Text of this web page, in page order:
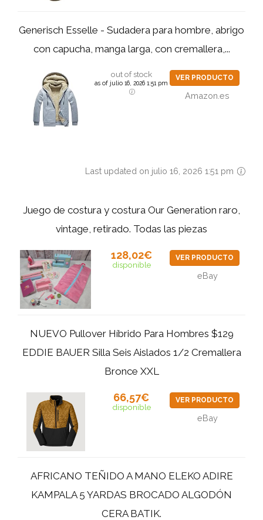
Generisch Esselle - Sudadera para hombre, abrigo
con capucha, manga larga, con cremallera,...
out of stock
as of julio 16, 2026 1:51 pm
VER PRODUCTO
Amazon.es
Last updated on julio 16, 2026 1:51 pm
Juego de costura y costura Our Generation raro,
vintage, retirado. Todas las piezas
128,02€
disponible
VER PRODUCTO
eBay
NUEVO Pullover Híbrido Para Hombres $129
EDDIE BAUER Silla Seis Aislados 1/2 Cremallera
Bronce XXL
66,57€
disponible
VER PRODUCTO
eBay
AFRICANO TEÑIDO A MANO ELEKO ADIRE
KAMPALA 5 YARDAS BROCADO ALGODÓN
CERA BATIK.